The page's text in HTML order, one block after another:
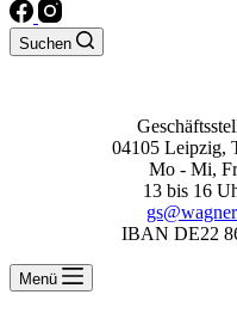
Suchen
04105 Leipzig,
Mo - Mi,
13 bis 16
IBAN DE22
Menü